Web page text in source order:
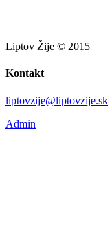
Liptov Žije © 2015
Kontakt
liptovzije@liptovzije.sk
Admin